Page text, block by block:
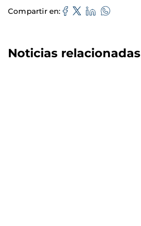
Compartir en
Noticias relacionadas